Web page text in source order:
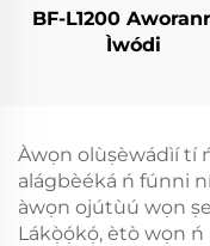
BF-L1200
Ìwódi
Àwọn olùṣèwádìí tí
alágbèéká ń fúnni
àwọn ojútùú wọn
Lákọ̀ọ́kọ́, ètò wọn